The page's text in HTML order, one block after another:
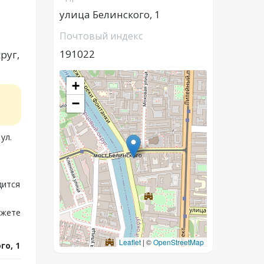
1
улица Белинского, 1
Почтовый индекс
191022
+
−
Leaflet | ©OpenStreetMap